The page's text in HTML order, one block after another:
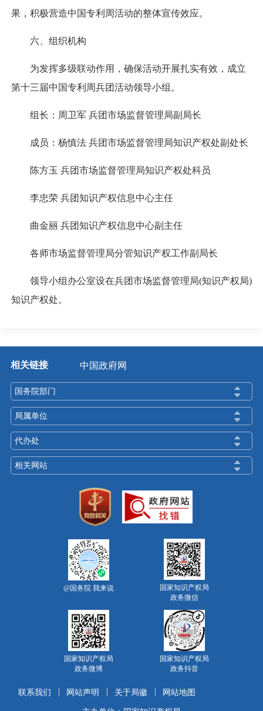
果，积极营造中国专利周活动的整体宣传效应。
六、组织机构
为发挥多级联动作用，确保活动开展扎实有效，成立
第十三届中国专利周兵团活动领导小组。
组长：周卫军 兵团市场监督管理局副局长
成员：杨慎法 兵团市场监督管理局知识产权处副处长
陈方玉 兵团市场监督管理局知识产权处科员
李忠荣 兵团知识产权信息中心主任
曲金丽 兵团知识产权信息中心副主任
各师市场监督管理局分管知识产权工作副局长
领导小组办公室设在兵团市场监督管理局(知识产权局)
知识产权处。
相关链接 中国政府网
国务院部门
局属单位
代办处
相关网站
@国务院 我来说
国家知识产权局
政务微信
国家知识产权局
政务微博
国家知识产权局
政务抖音
联系我们 网站声明 关于局徽 网站地图